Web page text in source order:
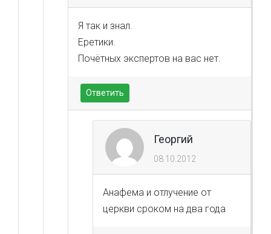
Я так и знал.
Еретики.
Почётных экспертов на вас нет.
Ответить
Георгий
08.10.2012
Анафема и отлучение от
церкви сроком на два года